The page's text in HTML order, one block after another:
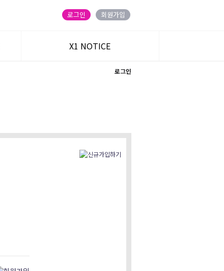
로그인 회원가입
X1 NOTICE
로그인